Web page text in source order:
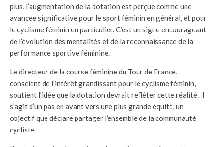
plus, l’augmentation de la dotation est perçue comme une
avancée significative pour le sport féminin en général, et pour
le cyclisme féminin en particulier. C’est un signe encourageant
de l’évolution des mentalités et de la reconnaissance de la
performance sportive féminine.
Le directeur de la course féminine du Tour de France,
conscient de l’intérêt grandissant pour le cyclisme féminin,
soutient l’idée que la dotation devrait refléter cette réalité. Il
s’agit d’un pas en avant vers une plus grande équité, un
objectif que déclare partager l’ensemble de la communauté
cycliste.